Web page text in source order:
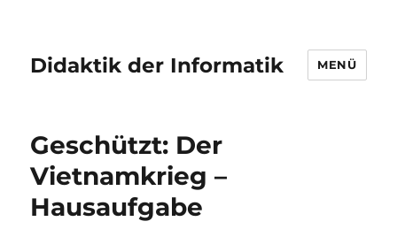
Didaktik der Informatik MENÜ
Geschützt: Der
Vietnamkrieg –
Hausaufgabe